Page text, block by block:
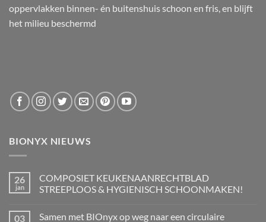
oppervlakken binnen- én buitenshuis schoon en fris, en blijft
het milieu beschermd
BIONYX NIEUWS
26
jan
COMPOSIET KEUKENAANRECHTBLAD
STREEPLOOS & HYGIENISCH SCHOONMAKEN!
op
03
Samen met BIOnyx op weg naar een circulaire